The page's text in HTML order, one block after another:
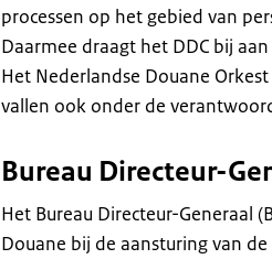
processen op het gebied van
Daarmee draagt het DDC bij
Het Nederlandse Douane
vallen ook onder de
Bureau Directeur-
Het Bureau Directeur-Generaal
Douane bij de aansturing van